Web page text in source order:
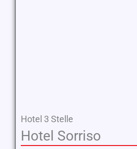
Hotel 3 Stelle
Hotel Sorriso